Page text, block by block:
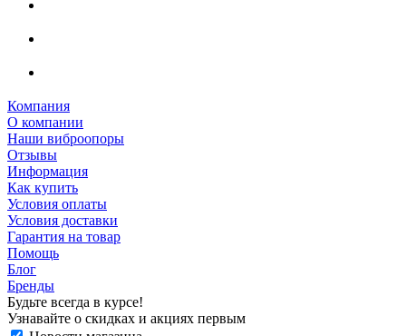
Компания
О компании
Наши виброопоры
Отзывы
Информация
Как купить
Условия оплаты
Условия доставки
Гарантия на товар
Помощь
Блог
Бренды
Будьте всегда в курсе!
Узнавайте о скидках и акциях первым